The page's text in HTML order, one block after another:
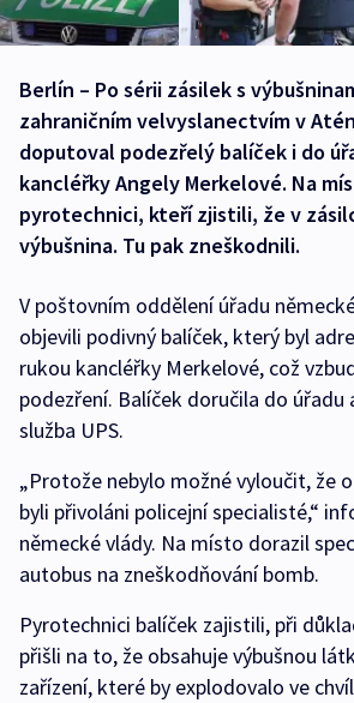
Berlín – Po sérii zásilek s
zahraničním velvyslanectvím v
doputoval podezřelý balíček i do
kancléřky Angely Merkelové. Na
pyrotechnici, kteří zjistili, že v
výbušnina. Tu pak zneškodnili.
V poštovním oddělení úřadu
objevili podivný balíček, který byl
rukou kancléřky Merkelové, což
podezření. Balíček doručila do
služba UPS.
„Protože nebylo možné vyloučit, že
byli přivoláni policejní specialisté,“
německé vlády. Na místo dorazil
autobus na zneškodňování bomb.
Pyrotechnici balíček zajistili, při
přišli na to, že obsahuje výbušnou
zařízení, které by explodovalo ve